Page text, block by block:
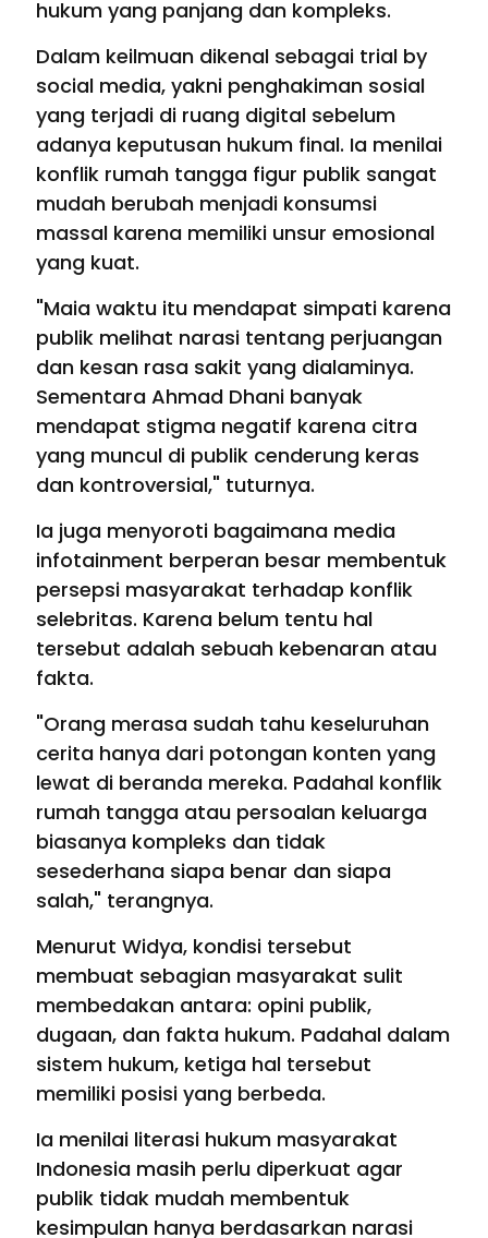
hukum yang panjang dan kompleks.
Dalam keilmuan dikenal sebagai trial by
social media, yakni penghakiman sosial
yang terjadi di ruang digital sebelum
adanya keputusan hukum final. Ia menilai
konflik rumah tangga figur publik sangat
mudah berubah menjadi konsumsi
massal karena memiliki unsur emosional
yang kuat.
"Maia waktu itu mendapat simpati karena
publik melihat narasi tentang perjuangan
dan kesan rasa sakit yang dialaminya.
Sementara Ahmad Dhani banyak
mendapat stigma negatif karena citra
yang muncul di publik cenderung keras
dan kontroversial," tuturnya.
Ia juga menyoroti bagaimana media
infotainment berperan besar membentuk
persepsi masyarakat terhadap konflik
selebritas. Karena belum tentu hal
tersebut adalah sebuah kebenaran atau
fakta.
"Orang merasa sudah tahu keseluruhan
cerita hanya dari potongan konten yang
lewat di beranda mereka. Padahal konflik
rumah tangga atau persoalan keluarga
biasanya kompleks dan tidak
sesederhana siapa benar dan siapa
salah," terangnya.
Menurut Widya, kondisi tersebut
membuat sebagian masyarakat sulit
membedakan antara: opini publik,
dugaan, dan fakta hukum. Padahal dalam
sistem hukum, ketiga hal tersebut
memiliki posisi yang berbeda.
Ia menilai literasi hukum masyarakat
Indonesia masih perlu diperkuat agar
publik tidak mudah membentuk
kesimpulan hanya berdasarkan narasi